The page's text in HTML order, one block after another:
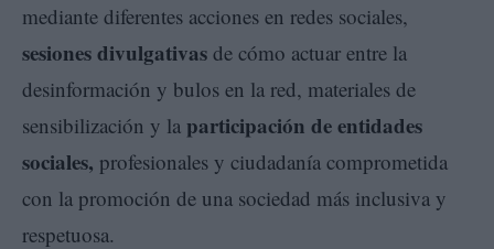
mediante diferentes acciones en redes sociales,
sesiones divulgativas de cómo actuar entre la
desinformación y bulos en la red, materiales de
sensibilización y la participación de entidades
sociales, profesionales y ciudadanía comprometida
con la promoción de una sociedad más inclusiva y
respetuosa.